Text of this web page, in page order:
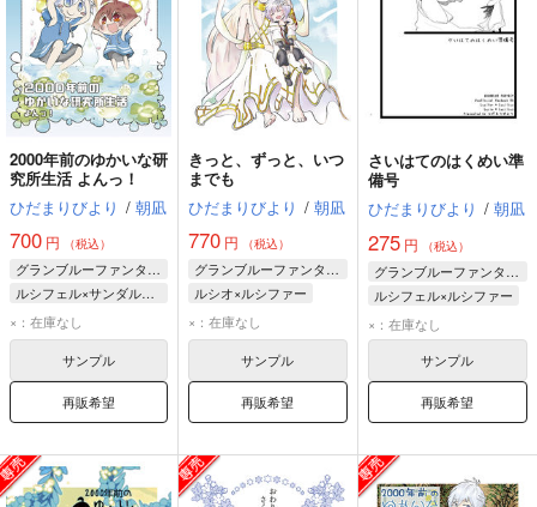
2000年前のゆかいな研
究所生活 よんっ！
ひだまりびより / 朝凪
700 円 （税込）
グランブルーファンタジー
ルシフェル×サンダルフォン
サンダルフォン
ルシフェル
×：在庫なし
サンプル
再販希望
きっと、ずっと、いつ
までも
ひだまりびより / 朝凪
770 円 （税込）
グランブルーファンタジー
ルシオ×ルシファー
ルシファー
×：在庫なし
サンプル
再販希望
さいはてのはくめい準
備号
ひだまりびより / 朝凪
275円 （税込）
グランブルーファンタジー
ルシフェル×ルシファー
ルシファー
ルシフェル
ルシオ
×：在庫なし
サンプル
再販希望